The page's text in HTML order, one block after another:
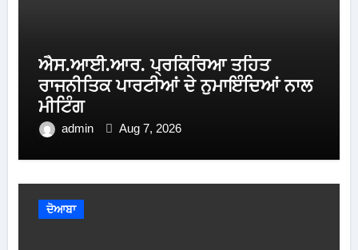
ਐਸ.ਆਈ.ਆਰ. ਪ੍ਰਕਿਰਿਆ ਤਹਿਤ
ਰਾਜਨੀਤਿਕ ਪਾਰਟੀਆਂ ਦੇ ਨੁਮਾਇੰਦਿਆਂ ਨਾਲ
ਮੀਟਿੰਗ
admin Aug 7, 2026
ਦੋਆਬਾ